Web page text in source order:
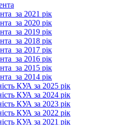
2021 рік
2020 рік
2019 рік
2018 рік
2017 рік
2016 рік
2015 рік
2014 рік
КУА за 2025 рік
КУА за 2024 рік
КУА за 2023 рік
КУА за 2022 рік
КУА за 2021 рік